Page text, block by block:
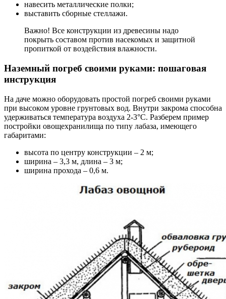
навесить металлические полки;
выставить сборные стеллажи.
Важно! Все конструкции из древесины надо
покрыть составом против насекомых и защитной
пропиткой от воздействия влажности.
Наземный погреб своими руками: пошаговая
инструкция
На даче можно оборудовать простой погреб своими руками
при высоком уровне грунтовых вод. Внутри закрома способна
удерживаться температура воздуха 2-3°С. Разберем пример
постройки овощехранилища по типу лабаза, имеющего
габаритами:
высота по центру конструкции – 2 м;
ширина – 3,3 м, длина – 3 м;
ширина прохода – 0,6 м.